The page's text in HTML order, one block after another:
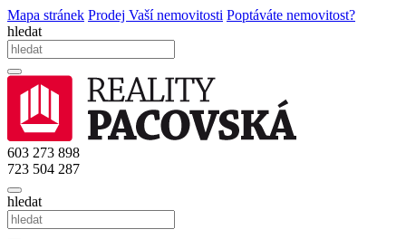
Mapa stránek Prodej Vaší nemovitosti Poptáváte nemovitost?
hledat
603 273 898
723 504 287
hledat